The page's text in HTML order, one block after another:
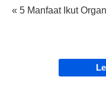
« 5 Manfaat Ikut